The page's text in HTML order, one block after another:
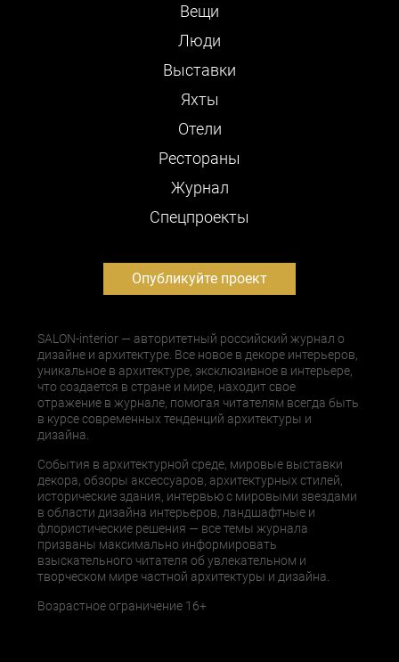
Вещи
Люди
Выставки
Яхты
Отели
Рестораны
Журнал
Cпецпроекты
Опубликуйте проект
SALON-interior — авторитетный российский журнал о
дизайне и архитектуре. Все новое в декоре интерьеров,
уникальное в архитектуре, эксклюзивное в интерьере,
что создается в стране и мире, находит свое
отражение в журнале, помогая читателям всегда быть
в курсе современных тенденций архитектуры и
дизайна.
События в архитектурной среде, мировые выставки
декора, обзоры аксессуаров, архитектурных стилей,
исторические здания, интервью с мировыми звездами
в области дизайна интерьеров, ландшафтные и
флористические решения — все темы журнала
призваны максимально информировать
взыскательного читателя об увлекательном и
творческом мире частной архитектуры и дизайна.
Возрастное ограничение 16+